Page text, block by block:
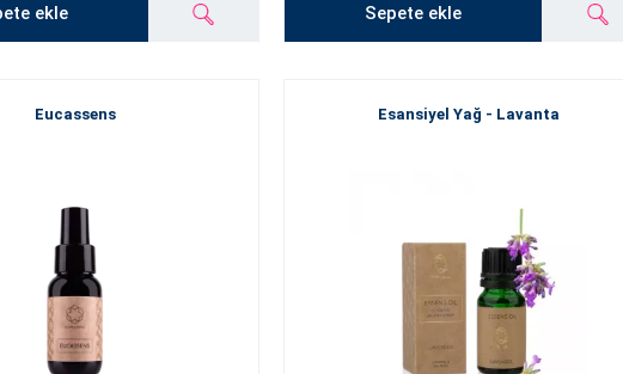
ekle Sepete ekle
Eucassens Esansiyel Yağ - Lavanta